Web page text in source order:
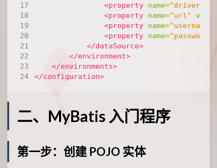
<property name="driver"
<property name="url"
<property name="username"
<property name="password"
</dataSource>
</environment>
</environments>
</configuration>
二、MyBatis 入门程序
第一步：创建 POJO 实体